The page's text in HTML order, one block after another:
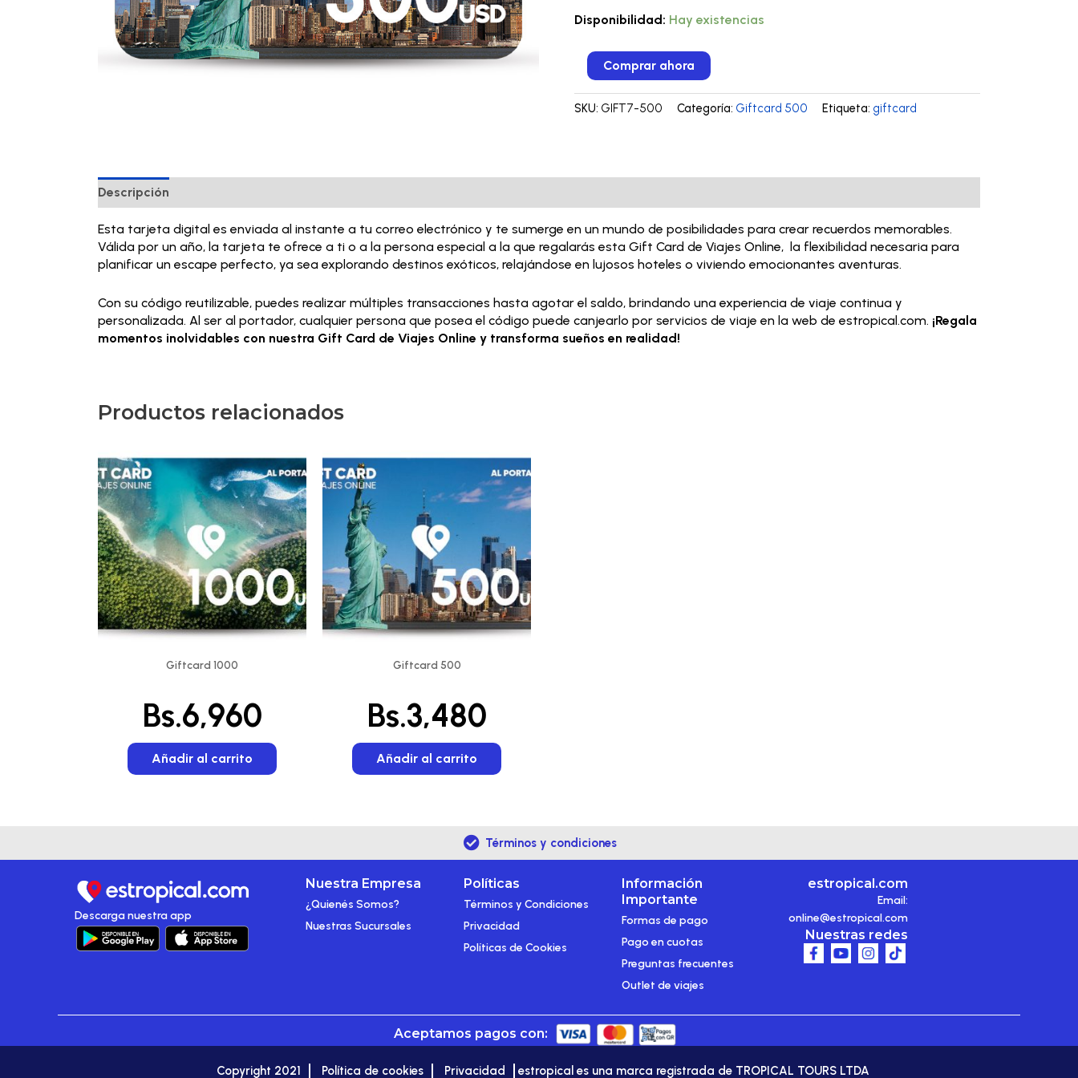
Disponibilidad: Hay existencias
Comprar ahora
SKU: GIFT7-500 Categoría: Giftcard 500 Etiqueta: giftcard
Descripción
Esta tarjeta digital es enviada al instante a tu correo electrónico y te sumerge en un mundo de posibilidades para crear recuerdos memorables.
Válida por un año, la tarjeta te ofrece a ti o a la persona especial a la que regalarás esta Gift Card de Viajes Online, la flexibilidad necesaria para
planificar un escape perfecto, ya sea explorando destinos exóticos, relajándose en lujosos hoteles o viviendo emocionantes aventuras.
Con su código reutilizable, puedes realizar múltiples transacciones hasta agotar el saldo, brindando una experiencia de viaje continua y
personalizada. Al ser al portador, cualquier persona que posea el código puede canjearlo por servicios de viaje en la web de estropical.com. ¡Regala
momentos inolvidables con nuestra Gift Card de Viajes Online y transforma sueños en realidad!
Productos relacionados
Giftcard 1000
Bs.6,960
Añadir al carrito
Giftcard 500
Bs.3,480
Añadir al carrito
Términos y condiciones
Descarga nuestra app
Nuestra Empresa
¿Quienés Somos?
Nuestras Sucursales
Políticas
Términos y Condiciones
Privacidad
Políticas de Cookies
Información
Importante
Formas de pago
Pago en cuotas
Preguntas frecuentes
Outlet de viajes
estropical.com
Email:
online@estropical.com
Nuestras redes
Aceptamos pagos con:
Copyright 2021 Política de cookies Privacidad estropical es una marca registrada de TROPICAL TOURS LTDA